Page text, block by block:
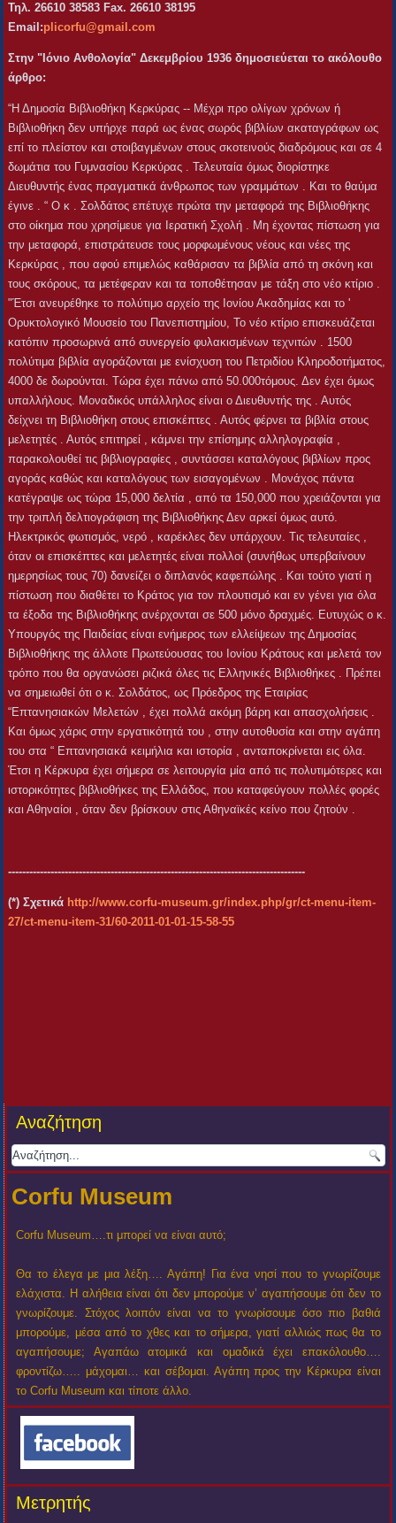
Τηλ. 26610 38583 Fax. 26610 38195
Email:plicorfu@gmail.com
Στην "Ιόνιο Ανθολογία" Δεκεμβρίου 1936 δημοσιεύεται το ακόλουθο
άρθρο:
“Η Δημοσία Βιβλιοθήκη Κερκύρας -- Μέχρι προ ολίγων χρόνων ή
Βιβλιοθήκη δεν υπήρχε παρά ως ένας σωρός βιβλίων ακαταγράφων ως
επί το πλείστον και στοιβαγμένων στους σκοτεινούς διαδρόμους και σε 4
δωμάτια του Γυμνασίου Κερκύρας . Τελευταία όμως διορίστηκε
Διευθυντής ένας πραγματικά άνθρωπος των γραμμάτων . Και το θαύμα
έγινε . “ Ο κ . Σολδάτος επέτυχε πρώτα την μεταφορά της Βιβλιοθήκης
στο οίκημα που χρησίμευε για Ιερατική Σχολή . Μη έχοντας πίστωση για
την μεταφορά, επιστράτευσε τους μορφωμένους νέους και νέες της
Κερκύρας , που αφού επιμελώς καθάρισαν τα βιβλία από τη σκόνη και
τους σκόρους, τα μετέφεραν και τα τοποθέτησαν με τάξη στο νέο κτίριο .
"Έτσι ανευρέθηκε το πολύτιμο αρχείο της Ιονίου Ακαδημίας και το '
Ορυκτολογικό Μουσείο του Πανεπιστημίου, Το νέο κτίριο επισκευάζεται
κατόπιν προσωρινά από συνεργείο φυλακισμένων τεχνιτών . 1500
πολύτιμα βιβλία αγοράζονται με ενίσχυση του Πετριδίου Κληροδοτήματος,
4000 δε δωρούνται. Τώρα έχει πάνω από 50.000τόμους. Δεν έχει όμως
υπαλλήλους. Μοναδικός υπάλληλος είναι ο Διευθυντής της . Αυτός
δείχνει τη Βιβλιοθήκη στους επισκέπτες . Αυτός φέρνει τα βιβλία στους
μελετητές . Αυτός επιτηρεί , κάμνει την επίσημης αλληλογραφία ,
παρακολουθεί τις βιβλιογραφίες , συντάσσει καταλόγους βιβλίων προς
αγοράς καθώς και καταλόγους των εισαγομένων . Μονάχος πάντα
κατέγραψε ως τώρα 15,000 δελτία , από τα 150,000 που χρειάζονται για
την τριπλή δελτιογράφιση της Βιβλιοθήκης Δεν αρκεί όμως αυτό.
Ηλεκτρικός φωτισμός, νερό , καρέκλες δεν υπάρχουν. Τις τελευταίες ,
όταν οι επισκέπτες και μελετητές είναι πολλοί (συνήθως υπερβαίνουν
ημερησίως τους 70) δανείζει ο διπλανός καφεπώλης . Και τούτο γιατί η
πίστωση που διαθέτει το Κράτος για τον πλουτισμό και εν γένει για όλα
τα έξοδα της Βιβλιοθήκης ανέρχονται σε 500 μόνο δραχμές. Ευτυχώς ο κ.
Υπουργός της Παιδείας είναι ενήμερος των ελλείψεων της Δημοσίας
Βιβλιοθήκης της άλλοτε Πρωτεύουσας του Ιονίου Κράτους και μελετά τον
τρόπο που θα οργανώσει ριζικά όλες τις Ελληνικές Βιβλιοθήκες . Πρέπει
να σημειωθεί ότι ο κ. Σολδάτος, ως Πρόεδρος της Εταιρίας
“Επτανησιακών Μελετών , έχει πολλά ακόμη βάρη και απασχολήσεις .
Και όμως χάρις στην εργατικότητά του , στην αυτοθυσία και στην αγάπη
του στα “ Επτανησιακά κειμήλια και ιστορία , ανταποκρίνεται εις όλα.
Έτσι η Κέρκυρα έχει σήμερα σε λειτουργία μία από τις πολυτιμότερες και
ιστορικότητες βιβλιοθήκες της Ελλάδος, που καταφεύγουν πολλές φορές
και Αθηναίοι , όταν δεν βρίσκουν στις Αθηναϊκές κείνο που ζητούν .
------------------------------------------------------------------------------------
(*) Σχετικά http://www.corfu-museum.gr/index.php/gr/ct-menu-item-
27/ct-menu-item-31/60-2011-01-01-15-58-55
Αναζήτηση
Corfu Museum
Corfu Museum….τι μπορεί να είναι αυτό;
Θα το έλεγα με μια λέξη…. Αγάπη! Για ένα νησί που το γνωρίζουμε
ελάχιστα. Η αλήθεια είναι ότι δεν μπορούμε ν’ αγαπήσουμε ότι δεν το
γνωρίζουμε. Στόχος λοιπόν είναι να το γνωρίσουμε όσο πιο βαθιά
μπορούμε, μέσα από το χθες και το σήμερα, γιατί αλλιώς πως θα το
αγαπήσουμε; Αγαπάω ατομικά και ομαδικά έχει επακόλουθο….
φροντίζω….. μάχομαι… και σέβομαι. Αγάπη προς την Κέρκυρα είναι
το Corfu Museum και τίποτε άλλο.
Μετρητής